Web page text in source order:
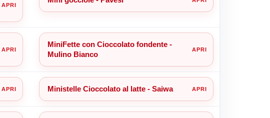
MiniFette con Cioccolato fondente -
Mulino Bianco
Ministelle Cioccolato al latte - Saiwa